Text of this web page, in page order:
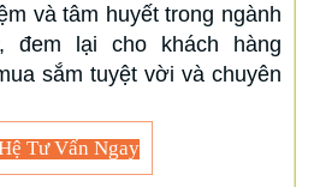
và tâm huyết trong ngành
đem lại cho khách hàng
sắm tuyệt vời và chuyên
Tư Vấn Ngay